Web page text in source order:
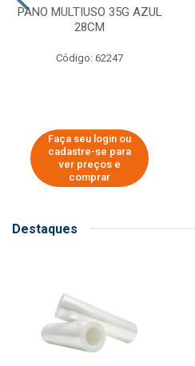
PANO MULTIUSO 35G AZUL
28CM
Código: 62247
Faça seu login ou
cadastre-se para
ver preços e
comprar
Destaques